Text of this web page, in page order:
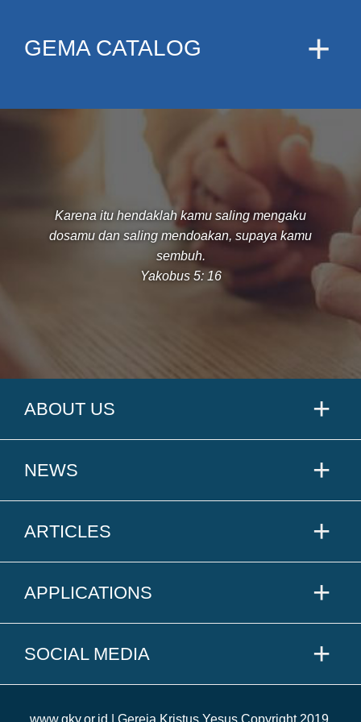
GEMA CATALOG
Karena itu hendaklah kamu saling mengaku
dosamu dan saling mendoakan, supaya kamu
sembuh.
Yakobus 5: 16
ABOUT US
NEWS
ARTICLES
APPLICATIONS
SOCIAL MEDIA
www.gky.or.id | Gereja Kristus Yesus Copyright 2019.